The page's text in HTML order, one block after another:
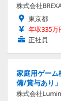
株式会社
東京都
年収335万
正社員
家庭用ゲー
備/賞与あり
株式会社